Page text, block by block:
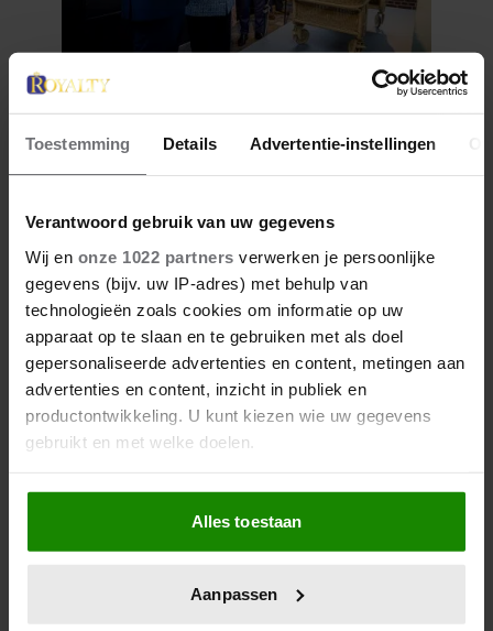
Toestemming Details Advertentie-instellingen
Verantwoord gebruik van uw gegevens
Wij en onze 1022 partners verwerken je persoonlijke
gegevens (bijv. uw IP-adres) met behulp van
technologieën zoals cookies om informatie op uw
apparaat op te slaan en te gebruiken met als doel
gepersonaliseerde advertenties en content, metingen aan
advertenties en content, inzicht in publiek en
productontwikkeling. U kunt kiezen wie uw gegevens
gebruikt en met welke doelen.
Als u het toestaat, willen we ook graag:
Informatie verzamelen over uw geografische
locatie, die tot een paar meter nauwkeurig kan zijn
scannen op specifieke eigenschappen (fingerprinting)
Alles toestaan
Aanpassen
12 juni 2026
BIJZONDER: PRINSES BEATRIX
ZIET NA 88 JAAR HAAR